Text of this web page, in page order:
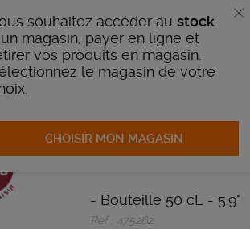
Trouvez-moi !
souhaitez accéder au stock
magasin, payer en ligne et
vos produits en magasin.
le magasin de votre
CHOISIR MON MAGASIN
SPIRITUEUXBIÈRESBONS PLANS
- Bouteille 50 cL - 5.9°
Ref : 475262